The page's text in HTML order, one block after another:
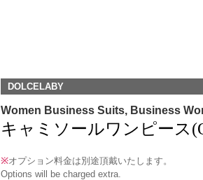
DOLCELABY
Women Business Suits, Business
キャミソールワンピース
※オプション料金は別途頂戴いたします。
Options will be charged extra.